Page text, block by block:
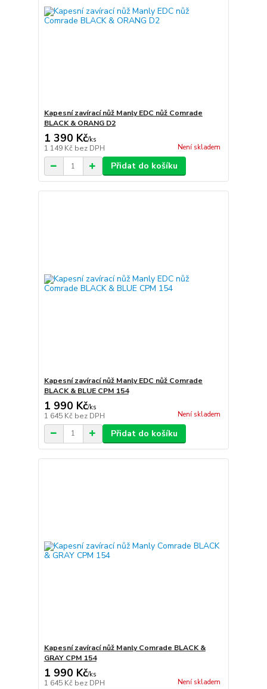
Kapesní zavírací nůž Manly EDC nůž Comrade
BLACK & ORANG D2
1 390 Kč/ks
1 149 Kč bez DPH Není skladem
Přidat do košíku
Kapesní zavírací nůž Manly EDC nůž Comrade
BLACK & BLUE CPM 154
1 990 Kč/ks
1 645 Kč bez DPH Není skladem
Přidat do košíku
Kapesní zavírací nůž Manly Comrade BLACK &
GRAY CPM 154
1 990 Kč/ks
1 645 Kč bez DPH Není skladem